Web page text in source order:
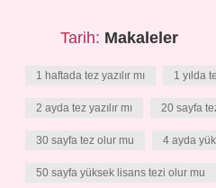
Tarih: Makaleler
1 haftada tez yazılır mı 1 yılda
2 ayda tez yazılır mı 20 sayfa
30 sayfa tez olur mu 4 ayda
50 sayfa yüksek lisans tezi olur mu